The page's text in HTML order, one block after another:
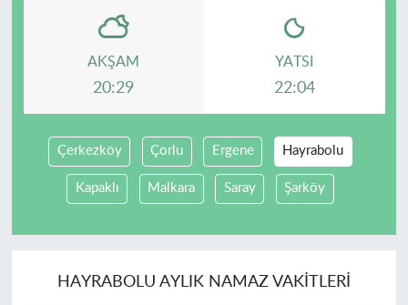
AKŞAM
20:29
YATSI
22:04
Çerkezköy Çorlu Ergene Hayrabolu
Kapaklı Malkara Saray Şarköy
HAYRABOLU AYLIK NAMAZ VAKITLERI